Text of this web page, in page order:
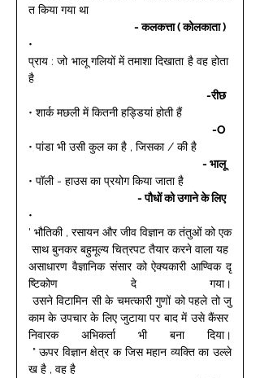
त किया गया था
- कलकत्ता ( कोलकाता )
•
प्राय : जो भालू गलियों में तमाशा दिखाता है वह होता
है
-रीछ
• शार्क मछली में कितनी हड्डियां होती हैं
-O
• पांडा भी उसी कुल का है , जिसका / की है
- भालू
• पॉली - हाउस का प्रयोग किया जाता है
- पौधों को उगाने के लिए
•
' भौतिकी , रसायन और जीव विज्ञान क तंतुओं को एक
साथ बुनकर बहुमूल्य चित्रपट तैयार करने वाला यह
असाधारण वैज्ञानिक संसार को ऐक्यकारी आण्विक दृ
ष्टिकोण दे गया।
उसने विटामिन सी के चमत्कारी गुणों को पहले तो जु
काम के उपचार के लिए जुटाया पर बाद में उसे कैंसर
निवारक अभिकर्ता भी बना दिया।
" ऊपर विज्ञान क्षेत्र क जिस महान व्यक्ति का उल्ले
ख है , वह है